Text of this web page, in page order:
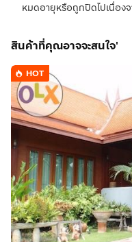
หมดอายุหรือถูกปิดไปเนื่อง
สินค้าที่คุณอาจจะสนใจ'
HOT